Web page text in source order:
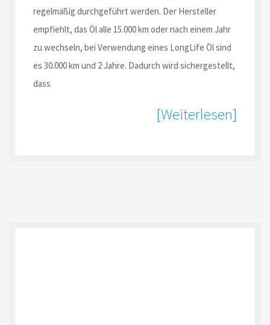
regelmäßig durchgeführt werden. Der Hersteller
empfiehlt, das Öl alle 15.000 km oder nach einem Jahr
zu wechseln, bei Verwendung eines LongLife Öl sind
es 30.000 km und 2 Jahre. Dadurch wird sichergestellt,
dass
[Weiterlesen]